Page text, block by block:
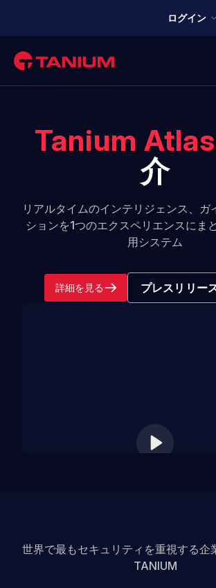
ログイン
ソリューション
リソース
Tanium Atlas
介
リアルタイムのインテリジェンス、ガ
ションを1つのエクスペリエンスにま
用システム
詳細を見る プレスリリー
世界で最もセキュリティを重視する企
TANIUM